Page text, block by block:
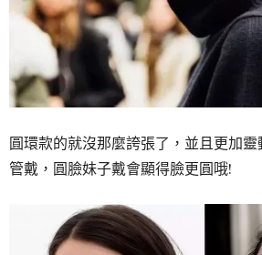
圓環款的就沒那麼誇張了，並且更加
管戴，圓臉妹子戴會顯得臉更圓哦!